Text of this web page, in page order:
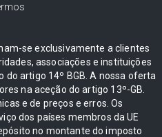
se exclusivamente a clientes
associações e instituições
do artigo 14º BGB. A nossa oferta
na aceção do artigo 13º-GB.
e de preços e erros. Os
dos países membros da UE
no montante do imposto